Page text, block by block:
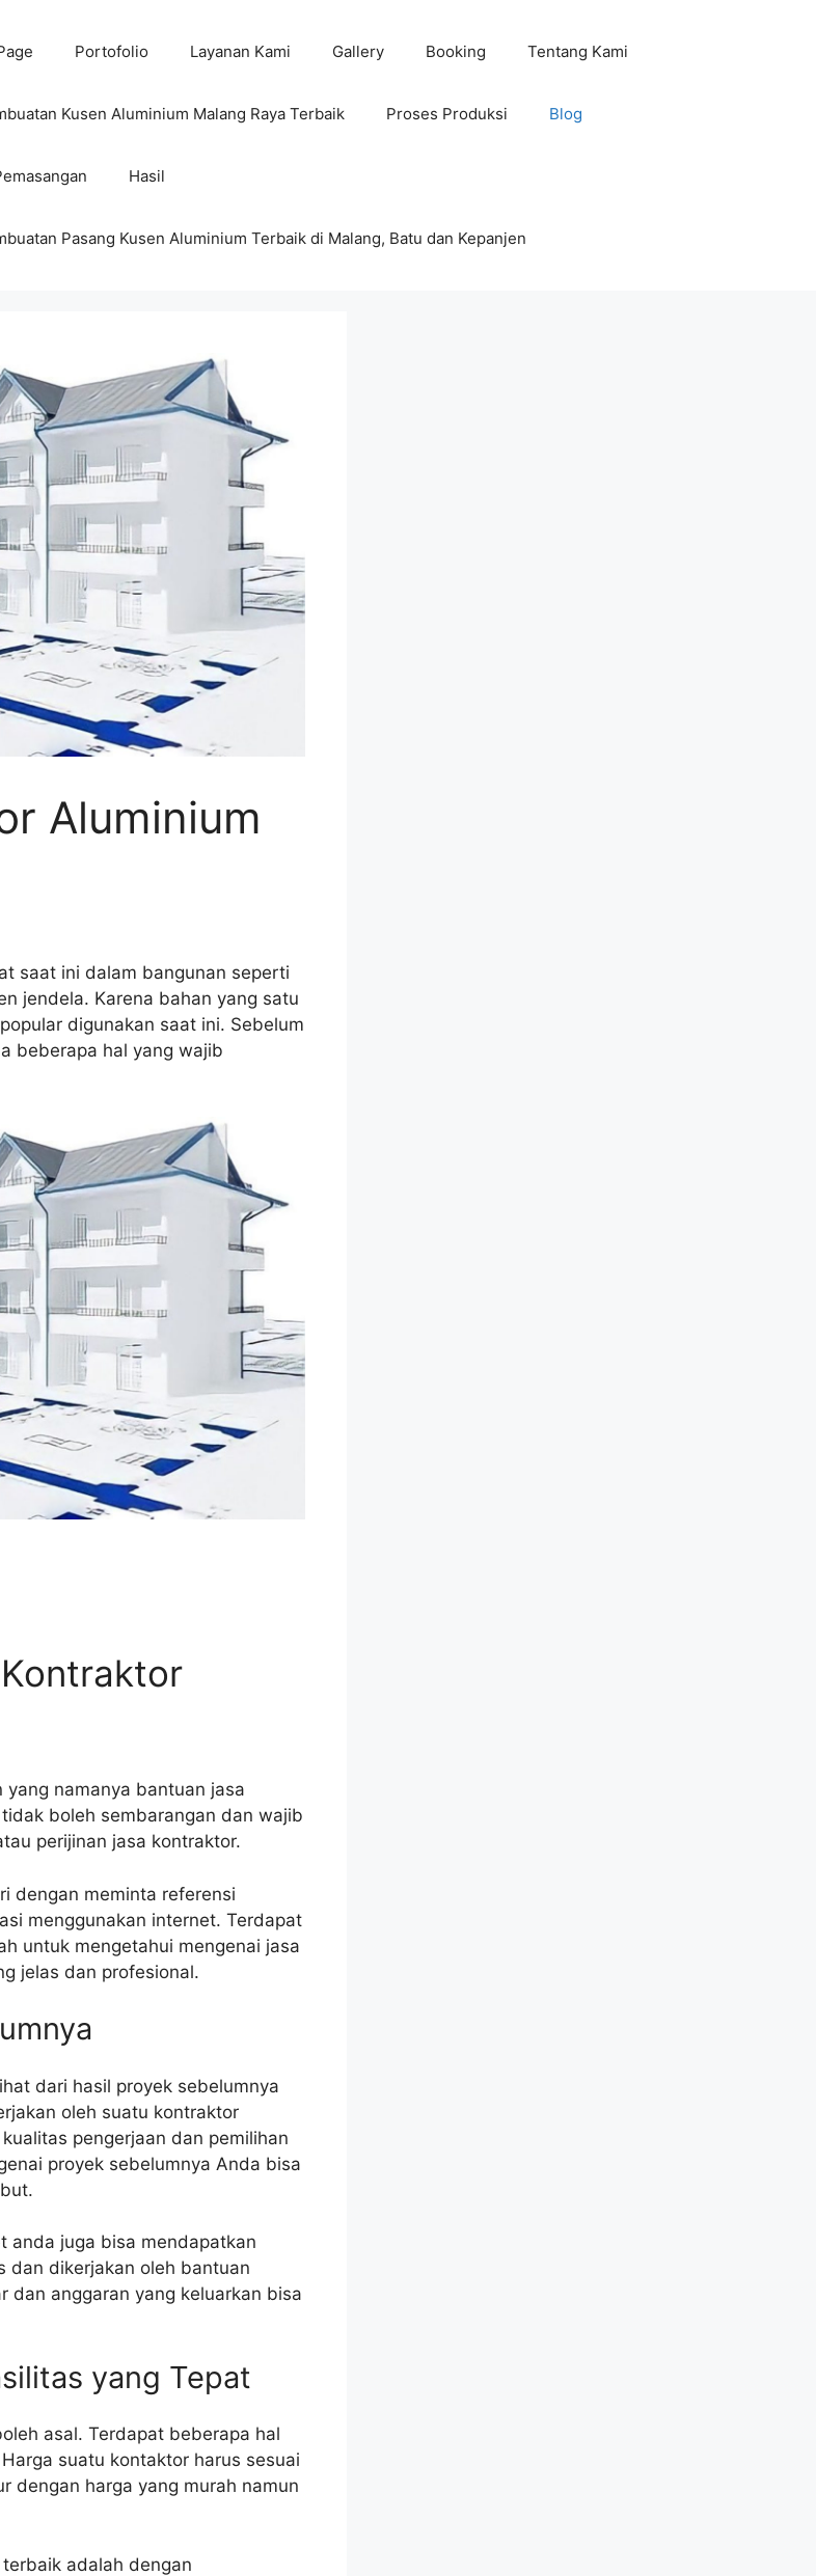
Portofolio Layanan Kami Gallery Booking Tentang Kami
Kusen Aluminium Malang Raya Terbaik Proses Produksi Blog
Hasil
Pasang Kusen Aluminium Terbaik di Malang, Batu dan Kepanjen
Aluminium
saat ini dalam bangunan seperti
jendela. Karena bahan yang satu
digunakan saat ini. Sebelum
beberapa hal yang wajib
namanya bantuan jasa
boleh sembarangan dan wajib
perijinan jasa kontraktor.
dengan meminta referensi
menggunakan internet. Terdapat
untuk mengetahui mengenai jasa
jelas dan profesional.
dari hasil proyek sebelumnya
oleh suatu kontraktor
pengerjaan dan pemilihan
proyek sebelumnya Anda bisa
anda juga bisa mendapatkan
dan dikerjakan oleh bantuan
dan anggaran yang keluarkan bisa
yang Tepat
asal. Terdapat beberapa hal
suatu kontaktor harus sesuai
dengan harga yang murah namun
adalah dengan